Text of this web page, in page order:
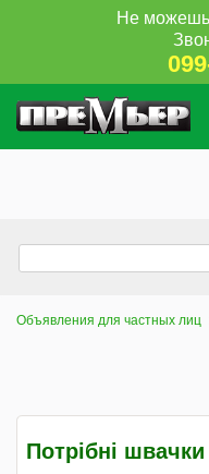
Не можешь
Объявления для частных лиц
Потрібні